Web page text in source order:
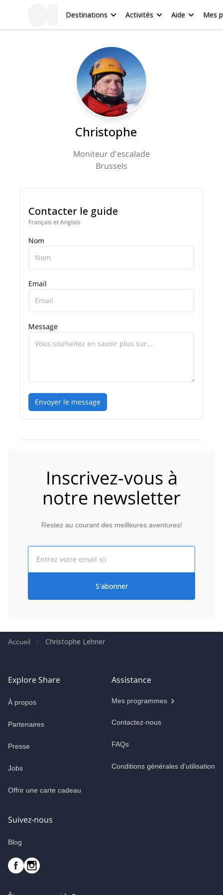
Destinations Activités Aide Mes
Christophe
Moniteur d'escalade
Brussels
Contacter le guide
Français et Anglais
Nom
Email
Message
Envoyer le message
Inscrivez-vous à
notre newsletter
Restez au courant des meilleures aventures!
S'abonner
Accueil Christophe Lehner
Explore Share
À propos
Partenaires
Presse
Jobs
Offrir une carte cadeau
Assistance
Mes programmes
Contactez-nous
FAQs
Conditions générales d'utilisation
Suivez-nous
Blog